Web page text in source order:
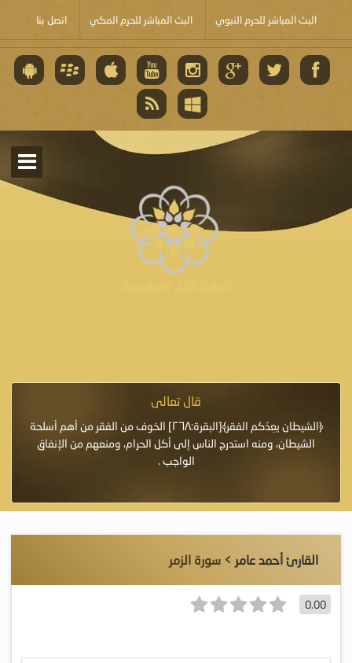
البث المباشر للحرم النبوي البث المباشر للحرم المكي اتصل بنا
قال تعالى
﴿الشيطان يعِدُكم الفقر﴾[البقرة:٢٦٨] الخوف من الفقر من أهم أسلحة
الشيطان، ومنه استدرج الناس إلى أكل الحرام، ومنعهم من الإنفاق
الواجب .
القارئ أحمد عامر > سورة الزمر
0.00